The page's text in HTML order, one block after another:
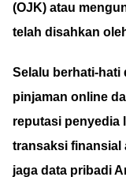
(OJK) atau
telah disahkan
Selalu berhati-hati
pinjaman online
reputasi penyedia
transaksi finansial
jaga data pribadi